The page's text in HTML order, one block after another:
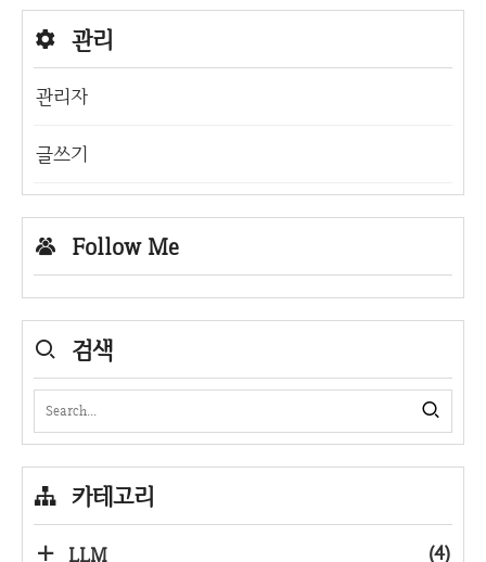
관리
관리자
글쓰기
Follow Me
검색
카테고리
LLM (4)